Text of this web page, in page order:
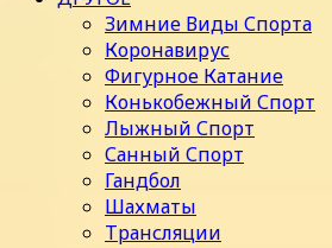
Зимние Виды Спорта
Коронавирус
Фигурное Катание
Конькобежный Спорт
Лыжный Спорт
Санный Спорт
Гандбол
Шахматы
Трансляции